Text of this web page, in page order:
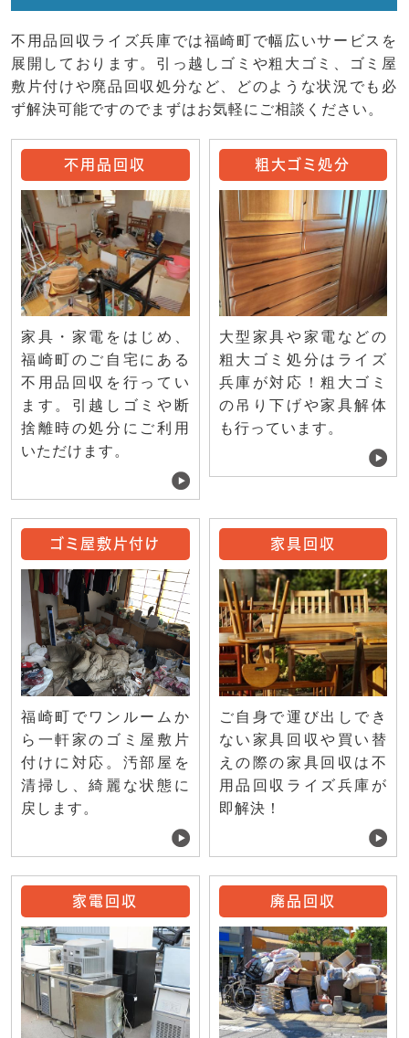
不用品回収ライズ兵庫では福崎町で幅広いサービスを
展開しております。引っ越しゴミや粗大ゴミ、ゴミ屋
敷片付けや廃品回収処分など、どのような状況でも必
ず解決可能ですのでまずはお気軽にご相談ください。
不用品回収
家具・家電をはじめ、
福崎町のご自宅にある
不用品回収を行ってい
ます。引越しゴミや断
捨離時の処分にご利用
いただけます。
粗大ゴミ処分
大型家具や家電などの
粗大ゴミ処分はライズ
兵庫が対応！粗大ゴミ
の吊り下げや家具解体
も行っています。
ゴミ屋敷片付け
福崎町でワンルームか
ら一軒家のゴミ屋敷片
付けに対応。汚部屋を
清掃し、綺麗な状態に
戻します。
家具回収
ご自身で運び出しでき
ない家具回収や買い替
えの際の家具回収は不
用品回収ライズ兵庫が
即解決！
家電回収 廃品回収